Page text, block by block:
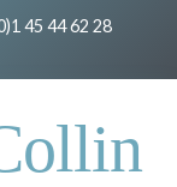
45 44 62 28